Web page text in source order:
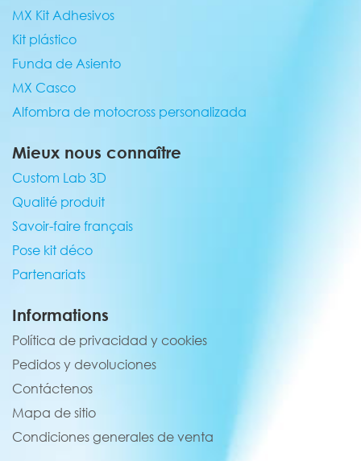
MX Kit Adhesivos
Kit plástico
Funda de Asiento
MX Casco
Alfombra de motocross personalizada
Mieux nous connaître
Custom Lab 3D
Qualité produit
Savoir-faire français
Pose kit déco
Partenariats
Informations
Política de privacidad y cookies
Pedidos y devoluciones
Contáctenos
Mapa de sitio
Condiciones generales de venta